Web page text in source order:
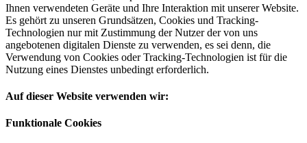
Ihnen verwendeten Geräte und Ihre Interaktion mit unserer Website.
Es gehört zu unseren Grundsätzen, Cookies und Tracking-
Technologien nur mit Zustimmung der Nutzer der von uns
angebotenen digitalen Dienste zu verwenden, es sei denn, die
Verwendung von Cookies oder Tracking-Technologien ist für die
Nutzung eines Dienstes unbedingt erforderlich.
Auf dieser Website verwenden wir:
Funktionale Cookies